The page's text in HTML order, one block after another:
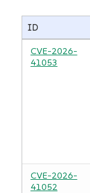
ID
CVE-2026-
41053
CVE-2026-
41052